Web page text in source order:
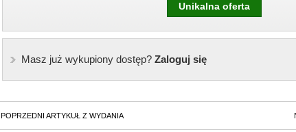
Unikalna oferta
Masz już wykupiony dostęp?Zaloguj się
POPRZEDNI ARTYKUŁ Z WYDANIA